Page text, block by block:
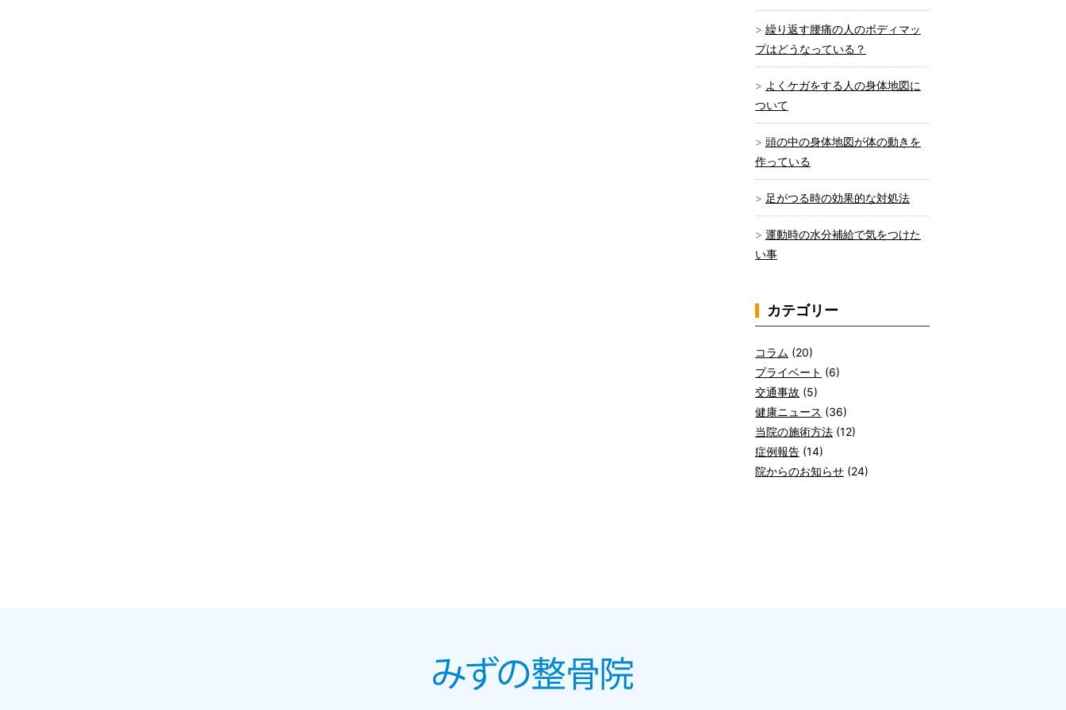
繰り返す腰痛の人のボディマッ
プはどうなっている？
よくケガをする人の身体地図に
ついて
頭の中の身体地図が体の動きを
作っている
足がつる時の効果的な対処法
運動時の水分補給で気をつけた
い事
カテゴリー
コラム (20)
プライベート (6)
交通事故 (5)
健康ニュース (36)
当院の施術方法 (12)
症例報告 (14)
院からのお知らせ (24)